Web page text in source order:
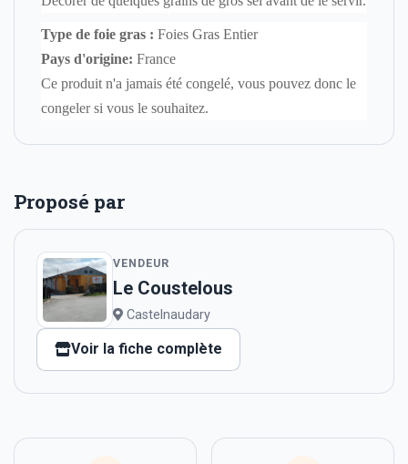
Type de foie gras : Foies Gras Entier
Pays d'origine: France
Ce produit n'a jamais été congelé, vous pouvez donc le
congeler si vous le souhaitez.
Proposé par
VENDEUR
Le Coustelous
Castelnaudary
Voir la fiche complète